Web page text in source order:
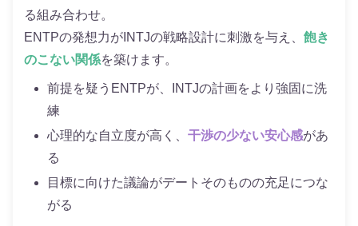
る組み合わせ。
ENTPの発想力がINTJの戦略設計に刺激を与え、 飽き
のこない関係を築けます。
前提を疑うENTPが、INTJの計画をより強固に洗
練
心理的な自立度が高く、干渉の少ない安心感があ
る
目標に向けた議論がデートそのものの充足につな
がる